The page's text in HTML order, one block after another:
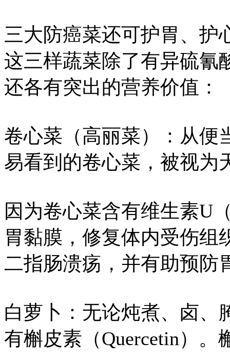
三大防癌菜还可护胃、护
这三样蔬菜除了有异硫氰
还各有突出的营养价值：
卷心菜（高丽菜）：从便
易看到的卷心菜，被视为
因为卷心菜含有维生素U
胃黏膜，修复体内受伤组
二指肠溃疡，并有助预防
白萝卜：无论炖煮、卤、
有槲皮素（Quercetin）